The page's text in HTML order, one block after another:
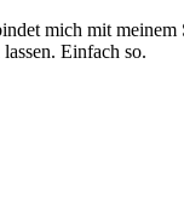
mich mit
Einfach so.